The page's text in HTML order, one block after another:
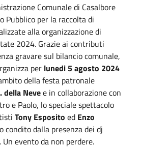
Comunale di Casalbore
Pubblico per la raccolta di
alla organizzazione di
2024. Grazie ai contributi
gravare sul bilancio comunale,
per lunedi 5 agosto 2024
della festa patronale
della Nevee in collaborazione con
e Paolo, lo speciale spettacolo
Tony Esposito ed Enzo
condito dalla presenza dei dj
. Un evento da non perdere.